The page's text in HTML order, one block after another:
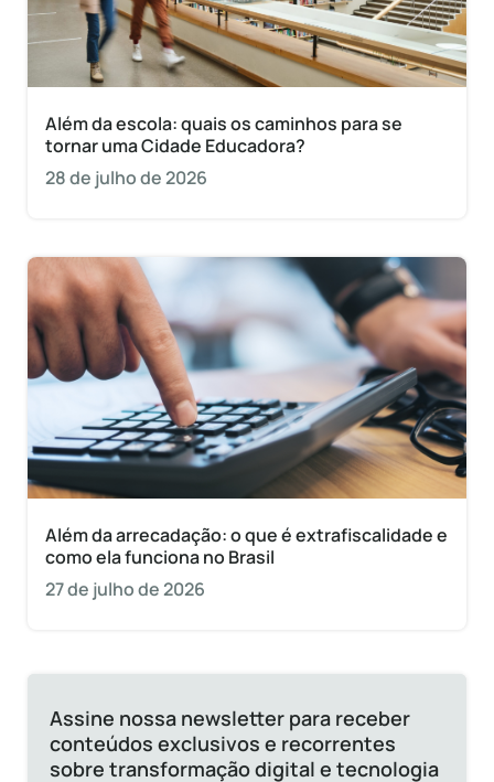
Além da escola: quais os caminhos para se
tornar uma Cidade Educadora?
28 de julho de 2026
Além da arrecadação: o que é extrafiscalidade e
como ela funciona no Brasil
27 de julho de 2026
Assine nossa newsletter para receber
conteúdos exclusivos e recorrentes
sobre transformação digital e tecnologia